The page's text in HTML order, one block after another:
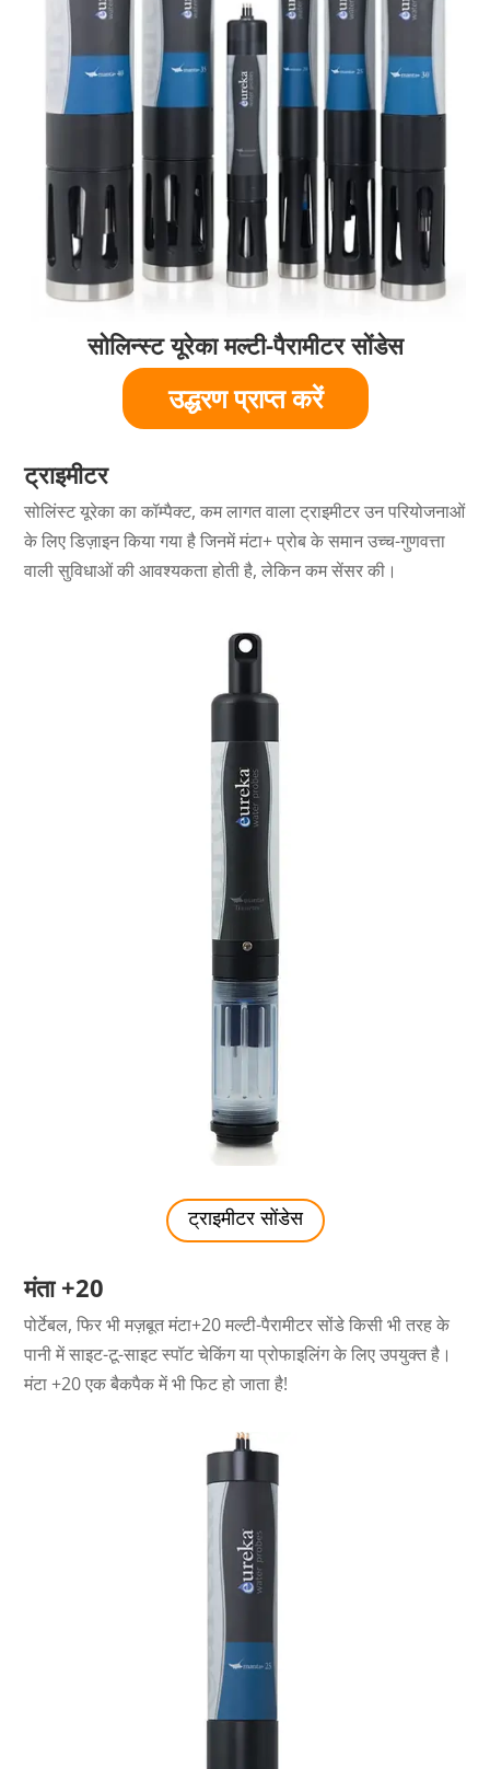
सोलिन्स्ट यूरेका मल्टी-पैरामीटर सोंडेस
उद्धरण प्राप्त करें
ट्राइमीटर
सोलिंस्ट यूरेका का कॉम्पैक्ट, कम लागत वाला ट्राइमीटर उन परियोजनाओं
के लिए डिज़ाइन किया गया है जिनमें मंटा+ प्रोब के समान उच्च-गुणवत्ता
वाली सुविधाओं की आवश्यकता होती है, लेकिन कम सेंसर की।
ट्राइमीटर सोंडेस
मंता +20
पोर्टेबल, फिर भी मज़बूत मंटा+20 मल्टी-पैरामीटर सोंडे किसी भी तरह के
पानी में साइट-टू-साइट स्पॉट चेकिंग या प्रोफाइलिंग के लिए उपयुक्त है।
मंटा +20 एक बैकपैक में भी फिट हो जाता है!